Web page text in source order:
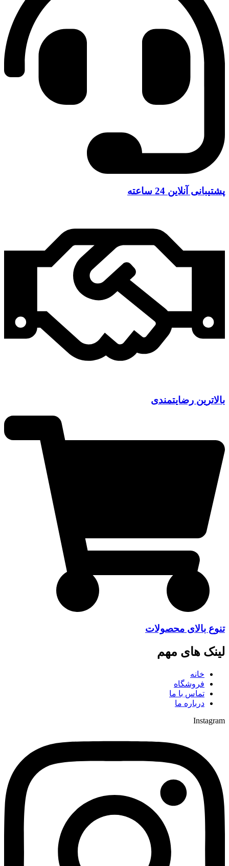
پشتیبانی آنلاین 24 ساعته
بالاترین رضایتمندی
تنوع بالای محصولات
لینک های مهم
خانه
فروشگاه
تماس با ما
درباره ما
Instagram